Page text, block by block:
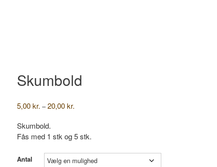
Skumbold
5,00kr. – 20,00kr.
20,00 kr.
Skumbold.
Fås med 1 stk og 5 stk.
Antal